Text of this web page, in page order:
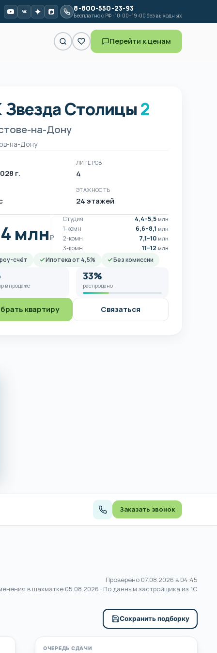
8-800-550-23-93
Бесплатно с РФ · 10:00–19:00 без выходных
Перейти к ценам
Столицы 2 в
Столицы2
на-Дону
на-Дону
г.
ЛИТЕРОВ
4
ЭТАЖНОСТЬ
24 этажей
млн₽
Студия 4,4–5,5 млн
1-комн 6,6–8,1 млн
2-комн 7,1–10 млн
3-комн 11–12 млн
счёт Ипотека от 4,5% Без комиссии
в продаже
33%
распродано
квартиру Связаться
Заказать звонок
Проверено 07.08.2026 в 04:45
в шахматке 05.08.2026 · По данным застройщика из 1С
Сохранить подборку
ОЧЕРЕДЬ СДАЧИ